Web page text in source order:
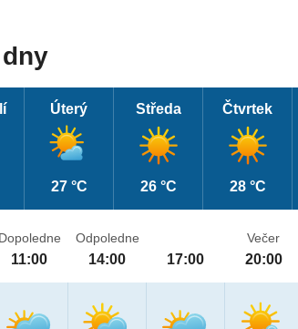
Úterý
27 °C
Středa
26 °C
Čtvrtek
28 °C
Dopoledne
11:00
Odpoledne
14:00 17:00
Večer
20:00